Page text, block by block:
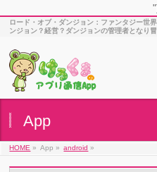
ロード・オブ・ダンジョン：ファンタジー
ンジョン？経営？ダンジョンの管理者となり
App
HOME » App » android »